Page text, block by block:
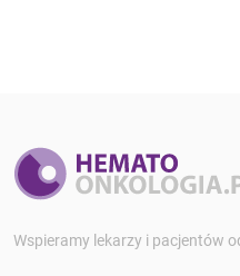
Wspieramy lekarzy i pacjentów